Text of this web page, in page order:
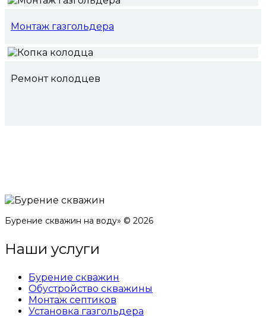
Монтаж газгольдера
Ремонт колодцев
Бурение скважин на воду» © 2026
Наши услуги
Бурение скважин
Обустройство скважины
Монтаж септиков
Установка газгольдера